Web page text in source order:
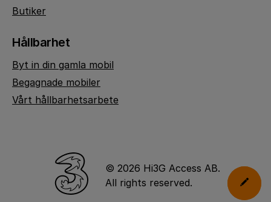
Butiker
Hållbarhet
Byt in din gamla mobil
Begagnade mobiler
Vårt hållbarhetsarbete
© 2026 Hi3G Access AB.
All rights reserved.